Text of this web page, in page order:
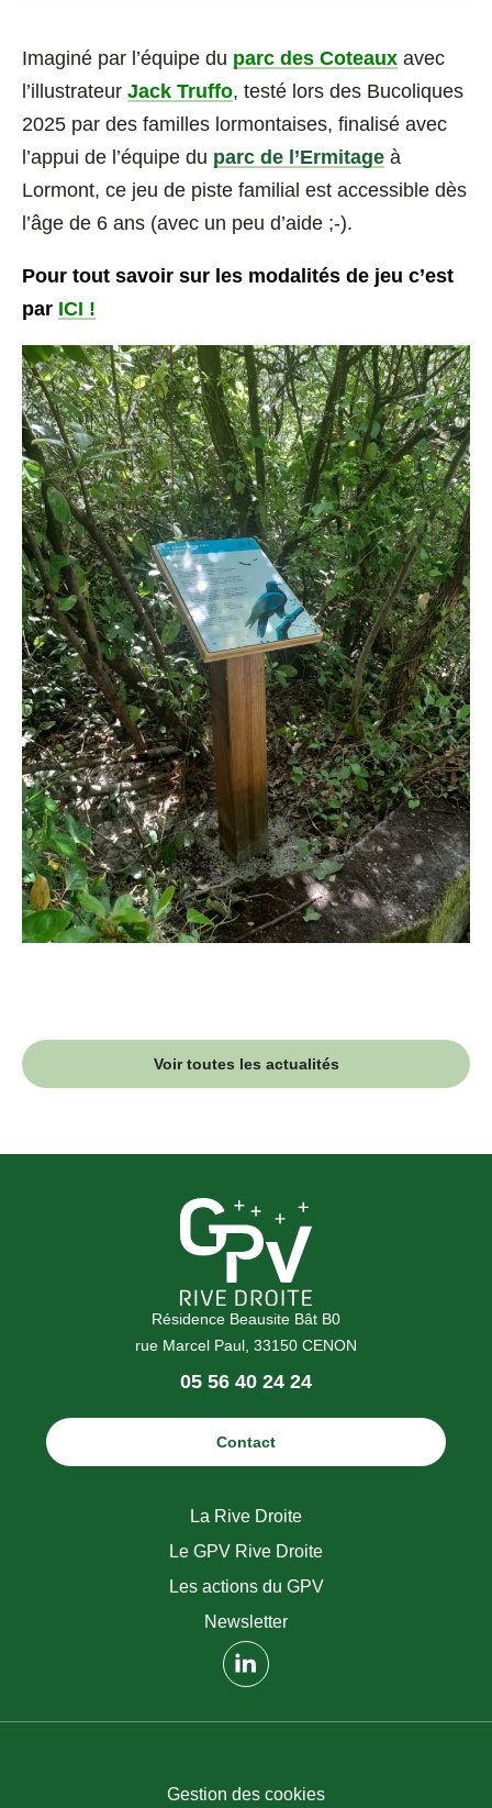
Imaginé par l’équipe du parc des Coteaux avec
l’illustrateur Jack Truffo, testé lors des Bucoliques
2025 par des familles lormontaises, finalisé avec
l’appui de l’équipe du parc de l’Ermitage à
Lormont, ce jeu de piste familial est accessible dès
l’âge de 6 ans (avec un peu d’aide ;-).
Pour tout savoir sur les modalités de jeu c’est
par ICI !
Voir toutes les actualités
Résidence Beausite Bât B0
rue Marcel Paul, 33150 CENON
Téléphone
05 56 40 24 24
Contact
La Rive Droite
Le GPV Rive Droite
Les actions du GPV
Newsletter
(nouvelle fenêtre)
Gestion des cookies